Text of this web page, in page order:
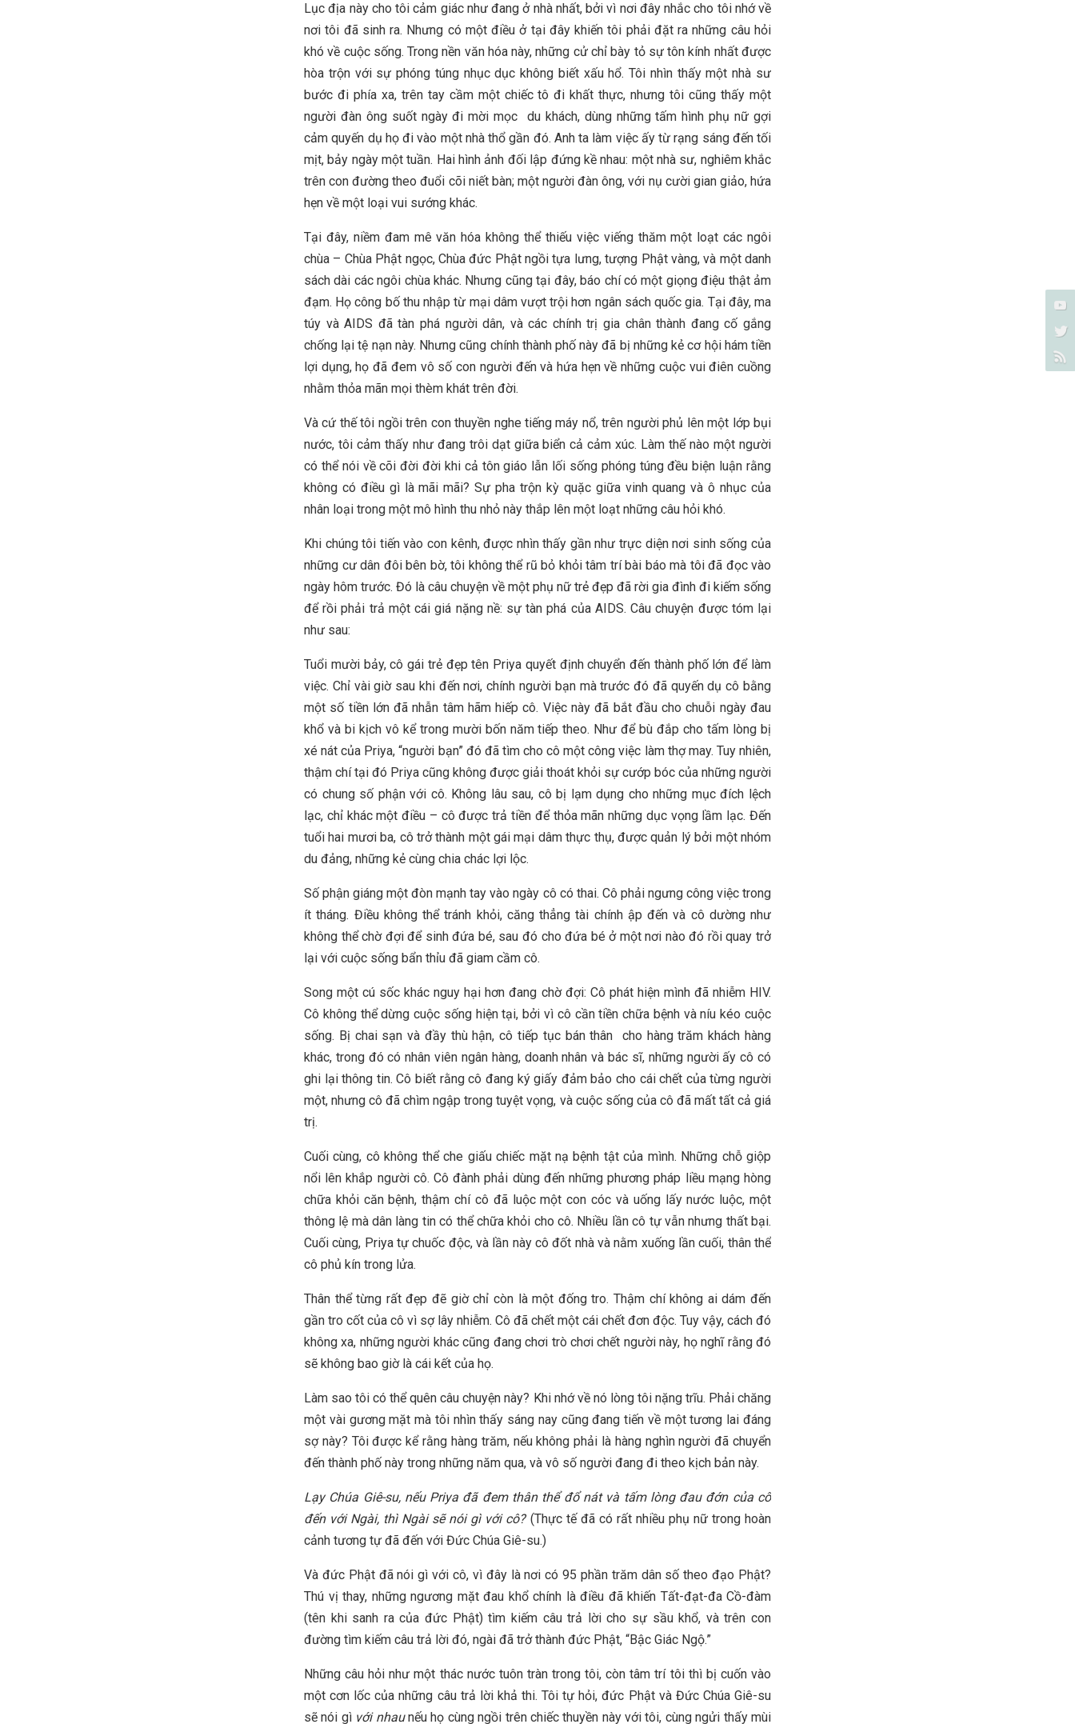
Lục địa này cho tôi cảm giác như đang ở nhà nhất, bởi vì nơi đây nhắc cho tôi nhớ về
nơi tôi đã sinh ra. Nhưng có một điều ở tại đây khiến tôi phải đặt ra những câu hỏi
khó về cuộc sống. Trong nền văn hóa này, những cử chỉ bày tỏ sự tôn kính nhất được
hòa trộn với sự phóng túng nhục dục không biết xấu hổ. Tôi nhìn thấy một nhà sư
bước đi phía xa, trên tay cầm một chiếc tô đi khất thực, nhưng tôi cũng thấy một
người đàn ông suốt ngày đi mời mọc du khách, dùng những tấm hình phụ nữ gợi
cảm quyến dụ họ đi vào một nhà thổ gần đó. Anh ta làm việc ấy từ rạng sáng đến tối
mịt, bảy ngày một tuần. Hai hình ảnh đối lập đứng kề nhau: một nhà sư, nghiêm khắc
trên con đường theo đuổi cõi niết bàn; một người đàn ông, với nụ cười gian giảo, hứa
hẹn về một loại vui sướng khác.
Tại đây, niềm đam mê văn hóa không thể thiếu việc viếng thăm một loạt các ngôi
chùa – Chùa Phật ngọc, Chùa đức Phật ngồi tựa lưng, tượng Phật vàng, và một danh
sách dài các ngôi chùa khác. Nhưng cũng tại đây, báo chí có một giọng điệu thật ảm
đạm. Họ công bố thu nhập từ mại dâm vượt trội hơn ngân sách quốc gia. Tại đây, ma
túy và AIDS đã tàn phá người dân, và các chính trị gia chân thành đang cố gắng
chống lại tệ nạn này. Nhưng cũng chính thành phố này đã bị những kẻ cơ hội hám tiền
lợi dụng, họ đã đem vô số con người đến và hứa hẹn về những cuộc vui điên cuồng
nhằm thỏa mãn mọi thèm khát trên đời.
Và cứ thế tôi ngồi trên con thuyền nghe tiếng máy nổ, trên người phủ lên một lớp bụi
nước, tôi cảm thấy như đang trôi dạt giữa biển cả cảm xúc. Làm thế nào một người
có thể nói về cõi đời đời khi cả tôn giáo lẫn lối sống phóng túng đều biện luận rằng
không có điều gì là mãi mãi? Sự pha trộn kỳ quặc giữa vinh quang và ô nhục của
nhân loại trong một mô hình thu nhỏ này thắp lên một loạt những câu hỏi khó.
Khi chúng tôi tiến vào con kênh, được nhìn thấy gần như trực diện nơi sinh sống của
những cư dân đôi bên bờ, tôi không thể rũ bỏ khỏi tâm trí bài báo mà tôi đã đọc vào
ngày hôm trước. Đó là câu chuyện về một phụ nữ trẻ đẹp đã rời gia đình đi kiếm sống
để rồi phải trả một cái giá nặng nề: sự tàn phá của AIDS. Câu chuyện được tóm lại
như sau:
Tuổi mười bảy, cô gái trẻ đẹp tên Priya quyết định chuyển đến thành phố lớn để làm
việc. Chỉ vài giờ sau khi đến nơi, chính người bạn mà trước đó đã quyến dụ cô bằng
một số tiền lớn đã nhẫn tâm hãm hiếp cô. Việc này đã bắt đầu cho chuỗi ngày đau
khổ và bi kịch vô kể trong mười bốn năm tiếp theo. Như để bù đắp cho tấm lòng bị
xé nát của Priya, “người bạn” đó đã tìm cho cô một công việc làm thợ may. Tuy nhiên,
thậm chí tại đó Priya cũng không được giải thoát khỏi sự cướp bóc của những người
có chung số phận với cô. Không lâu sau, cô bị lạm dụng cho những mục đích lệch
lạc, chỉ khác một điều – cô được trả tiền để thỏa mãn những dục vọng lầm lạc. Đến
tuổi hai mươi ba, cô trở thành một gái mại dâm thực thụ, được quản lý bởi một nhóm
du đảng, những kẻ cùng chia chác lợi lộc.
Số phận giáng một đòn mạnh tay vào ngày cô có thai. Cô phải ngưng công việc trong
ít tháng. Điều không thể tránh khỏi, căng thẳng tài chính ập đến và cô dường như
không thể chờ đợi để sinh đứa bé, sau đó cho đứa bé ở một nơi nào đó rồi quay trở
lại với cuộc sống bẩn thỉu đã giam cầm cô.
Song một cú sốc khác nguy hại hơn đang chờ đợi: Cô phát hiện mình đã nhiễm HIV.
Cô không thể dừng cuộc sống hiện tại, bởi vì cô cần tiền chữa bệnh và níu kéo cuộc
sống. Bị chai sạn và đầy thù hận, cô tiếp tục bán thân cho hàng trăm khách hàng
khác, trong đó có nhân viên ngân hàng, doanh nhân và bác sĩ, những người ấy cô có
ghi lại thông tin. Cô biết rằng cô đang ký giấy đảm bảo cho cái chết của từng người
một, nhưng cô đã chìm ngập trong tuyệt vọng, và cuộc sống của cô đã mất tất cả giá
trị.
Cuối cùng, cô không thể che giấu chiếc mặt nạ bệnh tật của mình. Những chỗ giộp
nổi lên khắp người cô. Cô đành phải dùng đến những phương pháp liều mạng hòng
chữa khỏi căn bệnh, thậm chí cô đã luộc một con cóc và uống lấy nước luộc, một
thông lệ mà dân làng tin có thể chữa khỏi cho cô. Nhiều lần cô tự vẫn nhưng thất bại.
Cuối cùng, Priya tự chuốc độc, và lần này cô đốt nhà và nằm xuống lần cuối, thân thể
cô phủ kín trong lửa.
Thân thể từng rất đẹp đẽ giờ chỉ còn là một đống tro. Thậm chí không ai dám đến
gần tro cốt của cô vì sợ lây nhiễm. Cô đã chết một cái chết đơn độc. Tuy vậy, cách đó
không xa, những người khác cũng đang chơi trò chơi chết người này, họ nghĩ rằng đó
sẽ không bao giờ là cái kết của họ.
Làm sao tôi có thể quên câu chuyện này? Khi nhớ về nó lòng tôi nặng trĩu. Phải chăng
một vài gương mặt mà tôi nhìn thấy sáng nay cũng đang tiến về một tương lai đáng
sợ này? Tôi được kể rằng hàng trăm, nếu không phải là hàng nghìn người đã chuyển
đến thành phố này trong những năm qua, và vô số người đang đi theo kịch bản này.
Lạy Chúa Giê-su, nếu Priya đã đem thân thể đổ nát và tấm lòng đau đớn của cô
đến với Ngài, thì Ngài sẽ nói gì với cô? (Thực tế đã có rất nhiều phụ nữ trong hoàn
cảnh tương tự đã đến với Đức Chúa Giê-su.)
Và đức Phật đã nói gì với cô, vì đây là nơi có 95 phần trăm dân số theo đạo Phật?
Thú vị thay, những ngương mặt đau khổ chính là điều đã khiến Tất-đạt-đa Cồ-đàm
(tên khi sanh ra của đức Phật) tìm kiếm câu trả lời cho sự sầu khổ, và trên con
đường tìm kiếm câu trả lời đó, ngài đã trở thành đức Phật, “Bậc Giác Ngộ.”
Những câu hỏi như một thác nước tuôn tràn trong tôi, còn tâm trí tôi thì bị cuốn vào
một cơn lốc của những câu trả lời khả thi. Tôi tự hỏi, đức Phật và Đức Chúa Giê-su
sẽ nói gì với nhaunếu họ cùng ngồi trên chiếc thuyền này với tôi, cùng ngửi thấy mùi